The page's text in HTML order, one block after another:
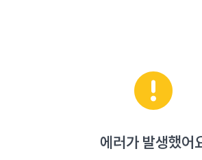
에러가 발생했어